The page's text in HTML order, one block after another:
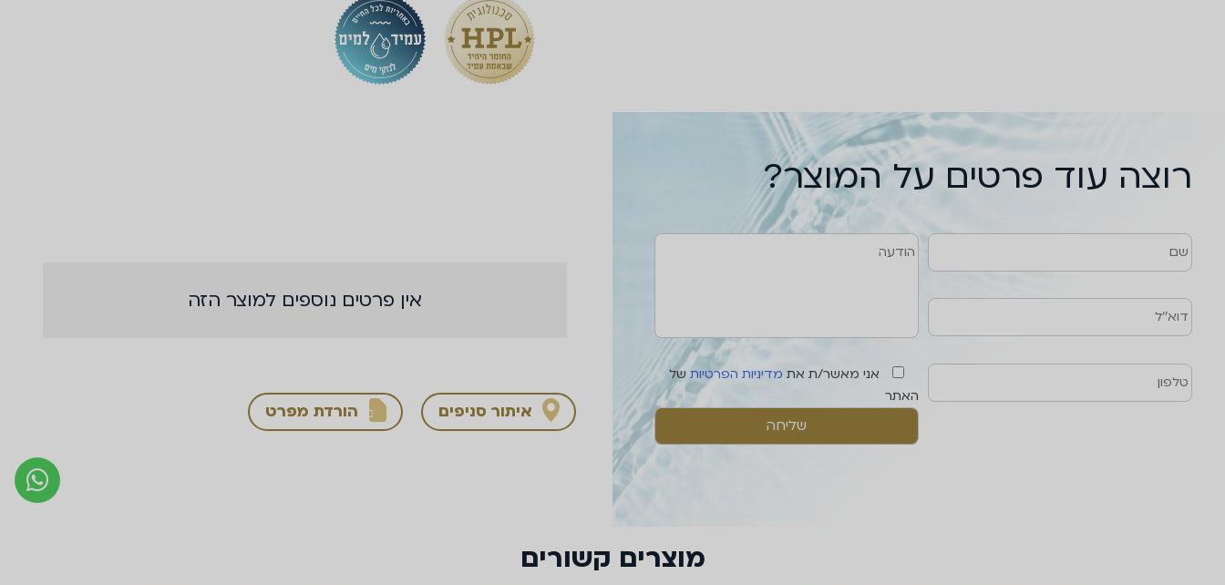
רוצה עוד פרטים על המוצר?
שם
הודעה
דוא''ל
טלפון
אני מאשר/ת את מדיניות הפרטיות של
האתר
אין פרטים נוספים למוצר הזה
איתור סניפים  הורדת מפרט
מוצרים קשורים